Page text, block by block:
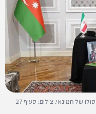
של חמינאי. צילום: סעיף 27